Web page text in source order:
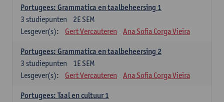
Portugees: Grammatica en taalbeheersing 1
2E SEM
3 studiepunten
Lesgever(s):
Gert Vercauteren Ana Sofia Corga Vieira
Portugees: Grammatica en taalbeheersing 2
1E SEM
3 studiepunten
Lesgever(s):
Gert Vercauteren Ana Sofia Corga Vieira
Portugees: Taal en cultuur 1